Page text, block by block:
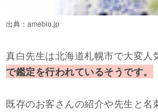
出典： ameblo.jp
真白先生は北海道札幌市で大変人
で鑑定を行われているそうです。
既存のお客さんの紹介や先生と名